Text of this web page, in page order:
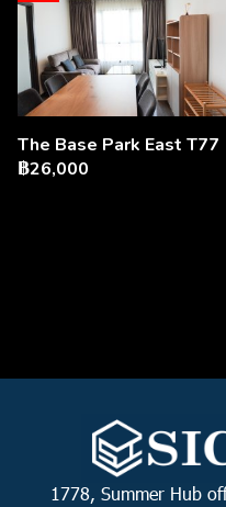
The Base Park East T77
฿26,000
1778, Summer Hub